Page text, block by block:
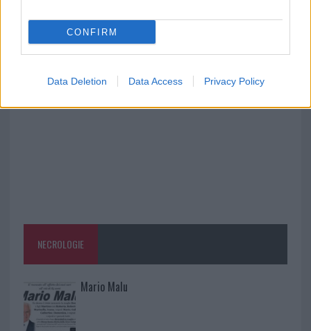
CONFIRM
Data Deletion Data Access Privacy Policy
A fuoco un deposito con bombole, intervento dei
NECROLOGIE
Mario Malu